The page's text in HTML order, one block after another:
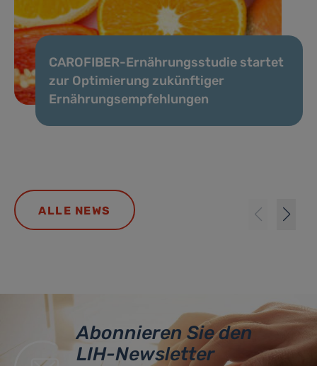
CAROFIBER-Ernährungsstudie startet
zur Optimierung zukünftiger
Ernährungsempfehlungen
ALLE NEWS
Abonnieren Sie den
LIH-Newsletter